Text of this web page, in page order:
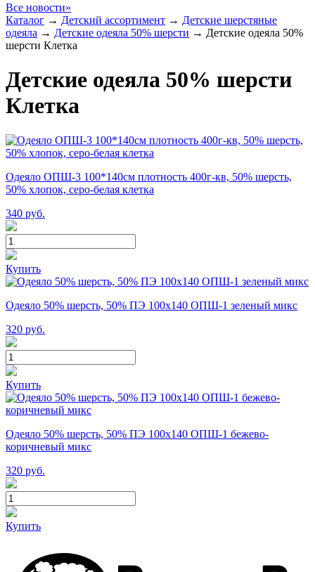
Все новости»
Каталог → Детский ассортимент → Детские шерстяные
одеяла → Детские одеяла 50% шерсти → Детские одеяла 50%
шерсти Клетка
Детские одеяла 50% шерсти
Клетка
Одеяло ОПШ-3 100*140см плотность 400г-кв, 50% шерсть,
50% хлопок, серо-белая клетка
340 руб.
Купить
Одеяло 50% шерсть, 50% ПЭ 100х140 ОПШ-1 зеленый микс
320 руб.
Купить
Одеяло 50% шерсть, 50% ПЭ 100х140 ОПШ-1 бежево-
коричневый микс
320 руб.
Купить